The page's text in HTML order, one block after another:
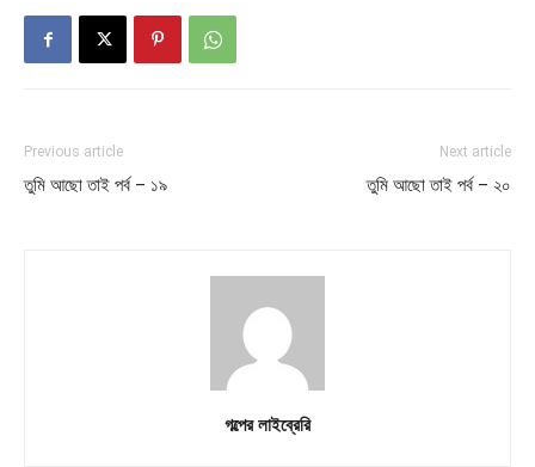
Previous article
তুমি আছো তাই পর্ব – ১৯
Next article
তুমি আছো তাই পর্ব – ২০
গল্পের লাইব্রেরি